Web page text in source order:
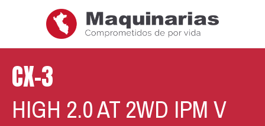
CX-3
HIGH 2.0 AT 2WD IPM V